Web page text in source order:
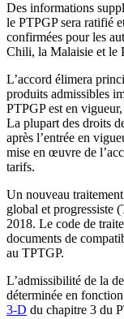
Des informations
le PTPGP sera ratifié
confirmées pour les
Chili, la Malaisie et le
L’accord élimera
produits admissibles
PTPGP est en
La plupart des droits
après l’entrée en
mise en œuvre de
tarifs.
Un nouveau
global et progressiste
2018. Le code de
documents de
au TPTGP.
L’admissibilité de la
déterminée en
3-D du chapitre 3 du